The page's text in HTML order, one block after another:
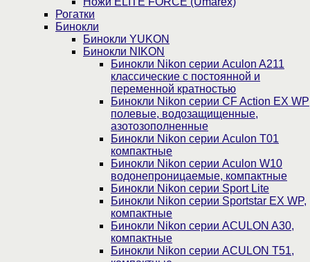
Рогатки
Бинокли
Бинокли YUKON
Бинокли NIKON
Бинокли Nikon серии Aculon A211
классические с постоянной и
переменной кратностью
Бинокли Nikon серии СF Action EX WP
полевые, водозащищенные,
азотозополненные
Бинокли Nikon серии Aculon T01
компактные
Бинокли Nikon серии Aculon W10
водонепроницаемые, компактные
Бинокли Nikon серии Sport Lite
Бинокли Nikon серии Sportstar EX WP,
компактные
Бинокли Nikon серии ACULON A30,
компактные
Бинокли Nikon серии ACULON Т51,